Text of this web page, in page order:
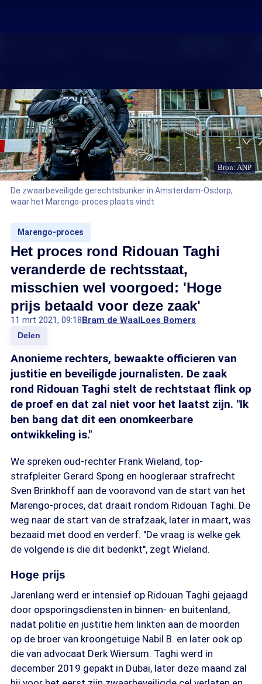
Bron: ANP
De zwaarbeveiligde gerechtsbunker in Amsterdam-Osdorp,
waar het Marengo-proces plaats vindt
Marengo-proces
Het proces rond Ridouan Taghi
veranderde de rechtsstaat,
misschien wel voorgoed: 'Hoge
prijs betaald voor deze zaak'
11 mrt 2021, 09:18Bram de WaalLoes Bomers
Delen
Anonieme rechters, bewaakte officieren van
justitie en beveiligde journalisten. De zaak
rond Ridouan Taghi stelt de rechtstaat flink op
de proef en dat zal niet voor het laatst zijn. "Ik
ben bang dat dit een onomkeerbare
ontwikkeling is."
We spreken oud-rechter Frank Wieland, top-
strafpleiter Gerard Spong en hoogleraar strafrecht
Sven Brinkhoff aan de vooravond van de start van het
Marengo-proces, dat draait rondom Ridouan Taghi. De
weg naar de start van de strafzaak, later in maart, was
bezaaid met dood en verderf. "De vraag is welke gek
de volgende is die dit bedenkt", zegt Wieland.
Hoge prijs
Jarenlang werd er intensief op Ridouan Taghi gejaagd
door opsporingsdiensten in binnen- en buitenland,
nadat politie en justitie hem linkten aan de moorden
op de broer van kroongetuige Nabil B. en later ook op
die van advocaat Derk Wiersum. Taghi werd in
december 2019 gepakt in Dubai, later deze maand zal